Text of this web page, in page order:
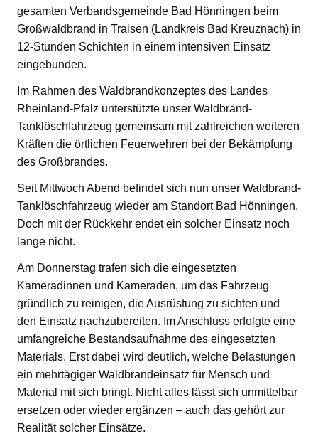
gesamten Verbandsgemeinde Bad Hönningen beim
Großwaldbrand in Traisen (Landkreis Bad Kreuznach) in
12-Stunden Schichten in einem intensiven Einsatz
eingebunden.
Im Rahmen des Waldbrandkonzeptes des Landes
Rheinland-Pfalz unterstützte unser Waldbrand-
Tanklöschfahrzeug gemeinsam mit zahlreichen weiteren
Kräften die örtlichen Feuerwehren bei der Bekämpfung
des Großbrandes.
Seit Mittwoch Abend befindet sich nun unser Waldbrand-
Tanklöschfahrzeug wieder am Standort Bad Hönningen.
Doch mit der Rückkehr endet ein solcher Einsatz noch
lange nicht.
Am Donnerstag trafen sich die eingesetzten
Kameradinnen und Kameraden, um das Fahrzeug
gründlich zu reinigen, die Ausrüstung zu sichten und
den Einsatz nachzubereiten. Im Anschluss erfolgte eine
umfangreiche Bestandsaufnahme des eingesetzten
Materials. Erst dabei wird deutlich, welche Belastungen
ein mehrtägiger Waldbrandeinsatz für Mensch und
Material mit sich bringt. Nicht alles lässt sich unmittelbar
ersetzen oder wieder ergänzen – auch das gehört zur
Realität solcher Einsätze.